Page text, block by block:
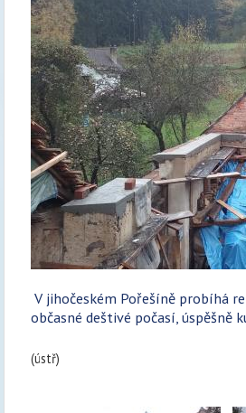
V jihočeském Pořešíně probíhá
občasné deštivé počasí, úspěšně
(ústř)